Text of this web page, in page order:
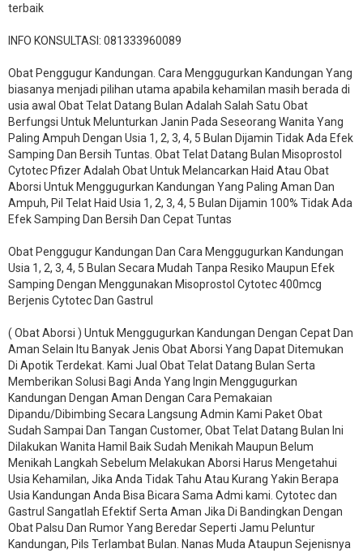
terbaik
INFO KONSULTASI: 081333960089
​Obat Penggugur Kandungan. Cara Menggugurkan Kandungan Yang
biasanya menjadi pilihan utama apabila kehamilan masih berada di
usia awal Obat Telat Datang Bulan Adalah Salah Satu Obat
Berfungsi Untuk Melunturkan Janin Pada Seseorang Wanita Yang
Paling Ampuh Dengan Usia 1, 2, 3, 4, 5 Bulan Dijamin Tidak Ada Efek
Samping Dan Bersih Tuntas. Obat Telat Datang Bulan Misoprostol
Cytotec Pfizer Adalah Obat Untuk Melancarkan Haid Atau Obat
Aborsi Untuk Menggugurkan Kandungan Yang Paling Aman Dan
Ampuh, Pil Telat Haid Usia 1, 2, 3, 4, 5 Bulan Dijamin 100% Tidak Ada
Efek Samping Dan Bersih Dan Cepat Tuntas
Obat Penggugur Kandungan Dan Cara Menggugurkan Kandungan
Usia 1, 2, 3, 4, 5 Bulan Secara Mudah Tanpa Resiko Maupun Efek
Samping Dengan Menggunakan Misoprostol Cytotec 400mcg
Berjenis Cytotec Dan Gastrul
( Obat Aborsi ) Untuk Menggugurkan Kandungan Dengan Cepat Dan
Aman Selain Itu Banyak Jenis Obat Aborsi Yang Dapat Ditemukan
Di Apotik Terdekat. Kami Jual Obat Telat Datang Bulan Serta
Memberikan Solusi Bagi Anda Yang Ingin Menggugurkan
Kandungan Dengan Aman Dengan Cara Pemakaian
Dipandu/Dibimbing Secara Langsung Admin Kami Paket Obat
Sudah Sampai Dan Tangan Customer, Obat Telat Datang Bulan Ini
Dilakukan Wanita Hamil Baik Sudah Menikah Maupun Belum
Menikah Langkah Sebelum Melakukan Aborsi Harus Mengetahui
Usia Kehamilan, Jika Anda Tidak Tahu Atau Kurang Yakin Berapa
Usia Kandungan Anda Bisa Bicara Sama Admi kami. Cytotec dan
Gastrul Sangatlah Efektif Serta Aman Jika Di Bandingkan Dengan
Obat Palsu Dan Rumor Yang Beredar Seperti Jamu Peluntur
Kandungan, Pils Terlambat Bulan. Nanas Muda Ataupun Sejenisnya